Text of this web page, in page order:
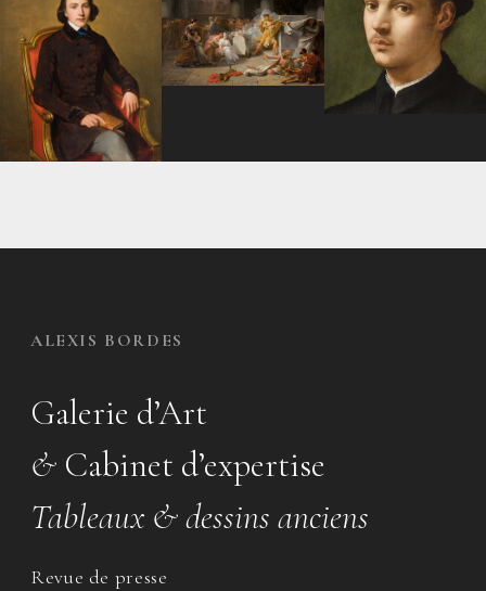
ALEXIS BORDES
Galerie d’Art
& Cabinet d’expertise
Tableaux & dessins anciens
Revue de presse